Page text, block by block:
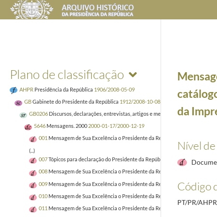
Plano de classificação
AHPR Presidência da República 1906/2008-05-09
GBGabinete do Presidente da República 1912/2008-10-08
GB0206 Discursos, declarações, entrevistas, artigos e mensagens1938-11-29/
5646 Mensagens. 2000 2000-01-17/2000-12-19
001 Mensagem de Sua Excelência o Presidente da República por ocasião
(...)
007Tópicos para declaração do Presidente da República, Jorge Sampaio, por
008 Mensagem de Sua Excelência o Presidente da República para o 20.º
009 Mensagem de Sua Excelência o Presidente da República para a 44.ª
010 Mensagem de Sua Excelência o Presidente da República ao 3.º
011 Mensagem de Sua Excelência o Presidente da República para o
da
Nível
Código
PT/PR/